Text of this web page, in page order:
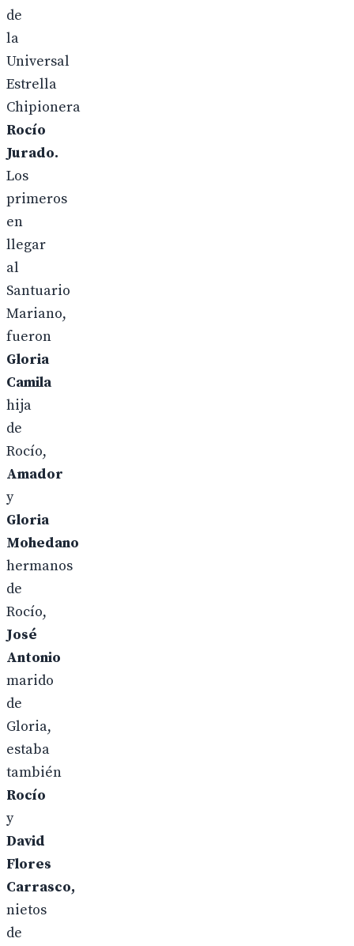
de
la
Universal
Estrella
Chipionera
Rocío
Jurado.
Los
primeros
en
llegar
al
Santuario
Mariano,
fueron
Gloria
Camila
hija
de
Rocío,
Amador
y
Gloria
Mohedano
hermanos
de
Rocío,
José
Antonio
marido
de
Gloria,
estaba
también
Rocío
y
David
Flores
Carrasco,
nietos
de